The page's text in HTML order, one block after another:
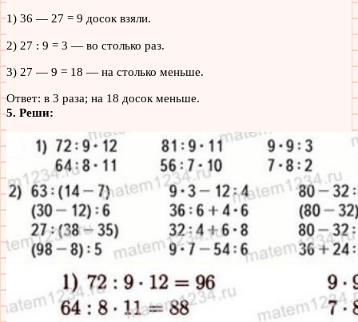
1) 36 — 27 = 9 досок взяли.
2) 27 : 9 = 3 — во столько раз.
3) 27 — 9 = 18 — на столько меньше.
Ответ: в 3 раза; на 18 досок меньше.
5. Реши: